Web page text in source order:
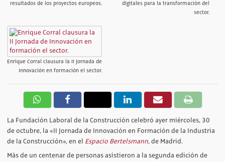
resultados de los proyectos europeos.
digitales para la transformación del
sector.
Enrique Corral clausura la II Jornada de
Innovación en formación el sector.
La Fundación Laboral de la Construcción celebró ayer miércoles, 30
de octubre, la «II Jornada de Innovación en Formación de la Industria
de la Construcción», en el Espacio Bertelsmann, de Madrid.
Más de un centenar de personas asistieron a la segunda edición de